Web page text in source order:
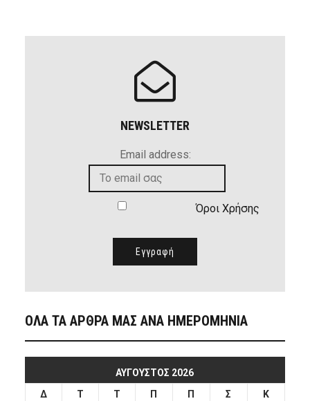
NEWSLETTER
Email address:
Όροι Χρήσης
ΟΛΑ ΤΑ ΑΡΘΡΑ ΜΑΣ ΑΝΑ ΗΜΕΡΟΜΗΝΙΑ
ΑΎΓΟΥΣΤΟΣ 2026
Δ
Τ Τ Π Π Σ
Κ